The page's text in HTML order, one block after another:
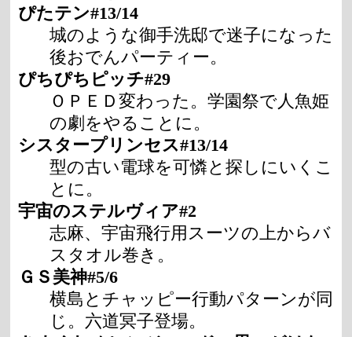
ぴたテン#13/14
城のような御手洗邸で迷子になった
後おでんパーティー。
ぴちぴちピッチ#29
ＯＰＥＤ変わった。学園祭で人魚姫
の劇をやることに。
シスタープリンセス#13/14
型の古い電球を可憐と探しにいくこ
とに。
宇宙のステルヴィア#2
志麻、宇宙飛行用スーツの上からバ
スタオル巻き。
ＧＳ美神#5/6
横島とチャッピー行動パターンが同
じ。六道冥子登場。